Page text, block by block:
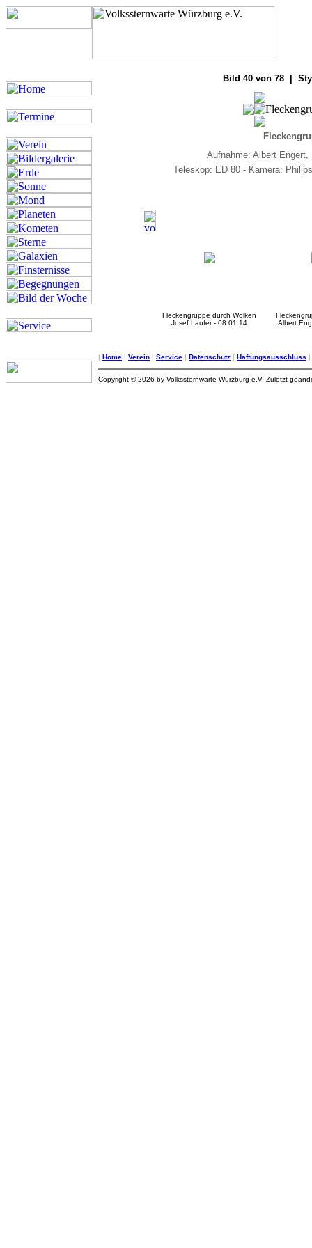
Bild 40 von 78 |
Aufnahme: Albert Engert,
Teleskop: ED 80 - Kamera:
Fleckengruppe durch Wolken
Josef Laufer - 08.01.14
Albert
| Home | Verein | Service | Datenschutz | Haftungsausschluss |
Copyright © 2026 by Volkssternwarte Würzburg e.V. Zuletzt